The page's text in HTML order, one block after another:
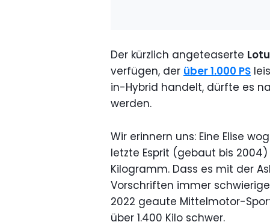
Der kürzlich angeteaserte
verfügen, der über 1.000 PS
in-Hybrid handelt, dürfte es
werden.
Wir erinnern uns: Eine Elise
letzte Esprit (gebaut bis
Kilogramm. Dass es mit der
Vorschriften immer
2022 geaute Mittelmotor-
über 1.400 Kilo schwer.